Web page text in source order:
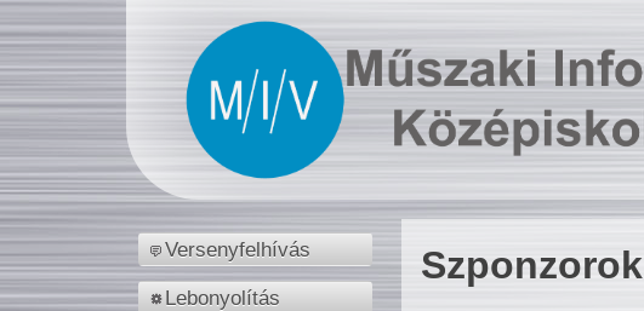
Versenyfelhívás
Lebonyolítás
Szponzorok